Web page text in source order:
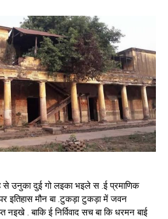
से उनुका दुई गो लइका भइले स .ई प्रमाणिक
इतिहास मौन बा .टुकड़ा टुकड़ा में जवन
नइखे . बाकि ई निर्विवाद सच बा कि धरमन बाई